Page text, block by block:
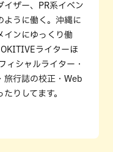
イザー、PR系イベン
ように働く。沖縄に
インにゆっくり働
ライターほ
ィシャルライター・
旅行誌の校正・Web
りしてます。